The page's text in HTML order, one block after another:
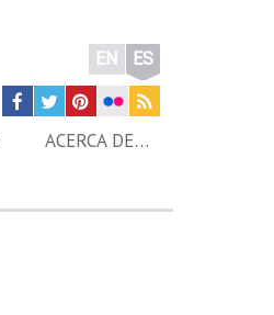
EN ES
ACERCA DE…